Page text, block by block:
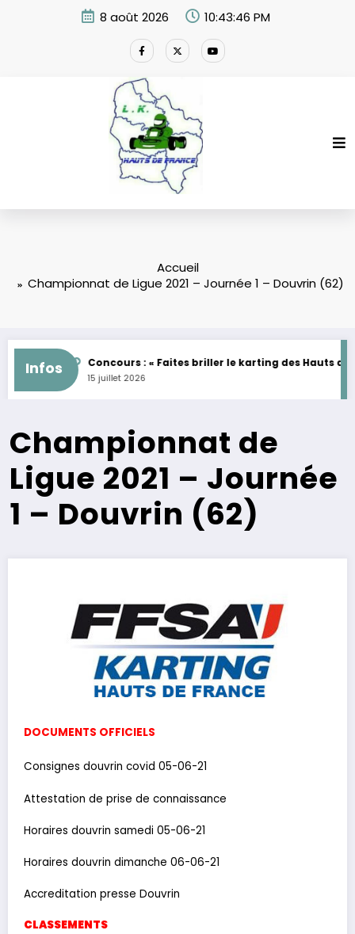
8 août 2026 10:43:46 PM
Accueil
Championnat de Ligue 2021 – Journée 1 – Douvrin (62)
Infos Concours : « Faites briller le karting des Hauts de
15 juillet 2026
Championnat de
Ligue 2021 – Journée
1 – Douvrin (62)
DOCUMENTS OFFICIELS
Consignes douvrin covid 05-06-21
Attestation de prise de connaissance
Horaires douvrin samedi 05-06-21
Horaires douvrin dimanche 06-06-21
Accreditation presse Douvrin
CLASSEMENTS